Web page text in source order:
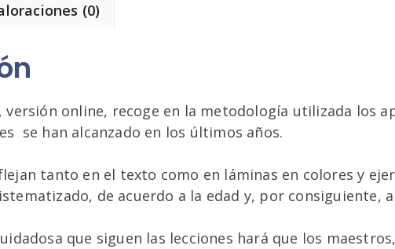
(0)
versión online, recoge en la metodología utilizada los
se han alcanzado en los últimos años.
tanto en el texto como en láminas en colores y
de acuerdo a la edad y, por consiguiente,
que siguen las lecciones hará que los